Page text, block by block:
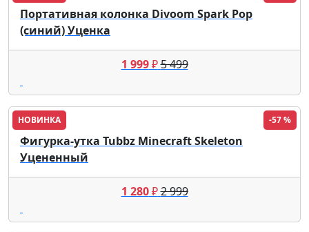
Портативная колонка Divoom Spark Pop
(синий) Уценка
1 999₽5 499
НОВИНКА -57 %
Фигурка-утка Tubbz Minecraft Skeleton
Уцененный
1 280₽2 999